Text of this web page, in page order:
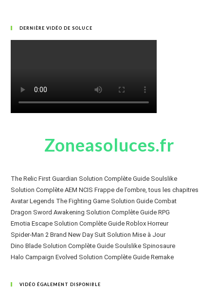
DERNIÈRE VIDÉO DE SOLUCE
Zoneasoluces.fr
The Relic First Guardian Solution Complète Guide Soulslike
Solution Complète AEM NCIS Frappe de l’ombre, tous les chapitres
Avatar Legends The Fighting Game Solution Guide Combat
Dragon Sword Awakening Solution Complète Guide RPG
Emotia Escape Solution Complète Guide Roblox Horreur
Spider-Man 2 Brand New Day Suit Solution Mise à Jour
Dino Blade Solution Complète Guide Soulslike Spinosaure
Halo Campaign Evolved Solution Complète Guide Remake
VIDÉO ÉGALEMENT DISPONIBLE